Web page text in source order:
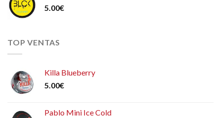
5.00€
TOP VENTAS
Killa Blueberry
5.00€
Pablo Mini Ice Cold